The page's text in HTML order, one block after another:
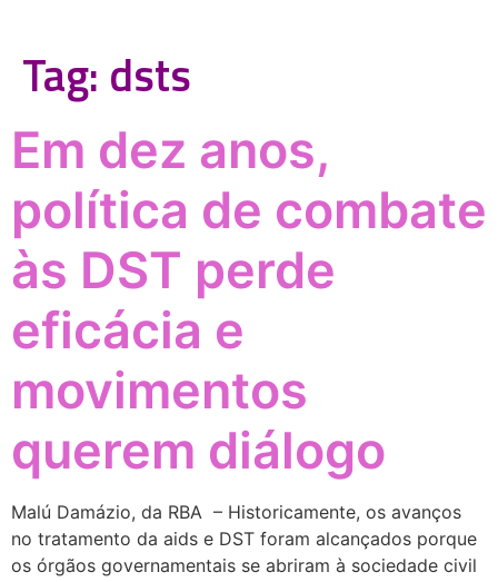
Tag: dsts
Em dez anos,
política de combate
às DST perde
eficácia e
movimentos
querem diálogo
Malú Damázio, da RBA – Historicamente, os avanços
no tratamento da aids e DST foram alcançados porque
os órgãos governamentais se abriram à sociedade civil